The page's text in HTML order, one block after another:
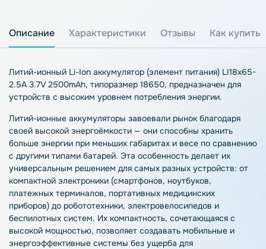
Описание Характеристики Отзывы Как купить
Литий-ионный Li-Ion аккумулятор (элемент питания) LI18х65-
2.5A 3.7V 2500mAh, типоразмер 18650, предназначен для
устройств с высоким уровнем потребления энергии.
Литий-ионные аккумуляторы завоевали рынок благодаря
своей высокой энергоёмкости — они способны хранить
больше энергии при меньших габаритах и весе по сравнению
с другими типами батарей. Эта особенность делает их
универсальным решением для самых разных устройств: от
компактной электроники (смартфонов, ноутбуков,
платежных терминалов, портативных медицинских
приборов) до робототехники, электровелосипедов и
беспилотных систем. Их компактность, сочетающаяся с
высокой мощностью, позволяет создавать мобильные и
энергоэффективные системы без ущерба для